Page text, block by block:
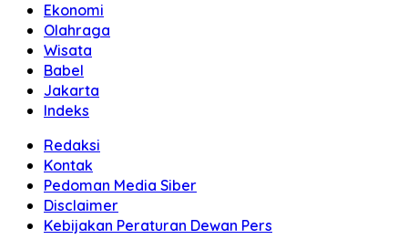
Ekonomi
Olahraga
Wisata
Babel
Jakarta
Indeks
Redaksi
Kontak
Pedoman Media Siber
Disclaimer
Kebijakan Peraturan Dewan Pers